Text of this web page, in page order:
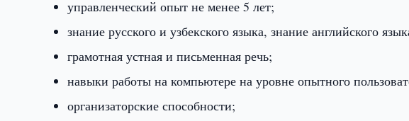
управленческий опыт не менее 5 лет;
знание русского и узбекского языка, знание английского
грамотная устная и письменная речь;
навыки работы на компьютере на уровне опытного
организаторские способности;